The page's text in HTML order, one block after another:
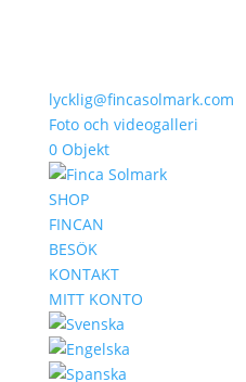
lycklig@fincasolmark.com
Foto och videogalleri
0 Objekt
SHOP
FINCAN
BESÖK
KONTAKT
MITT KONTO